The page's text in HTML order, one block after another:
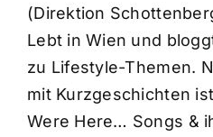
(Direktion
Lebt in Wien und
zu Lifestyle-Themen.
mit Kurzgeschichten
Were Here… Songs &